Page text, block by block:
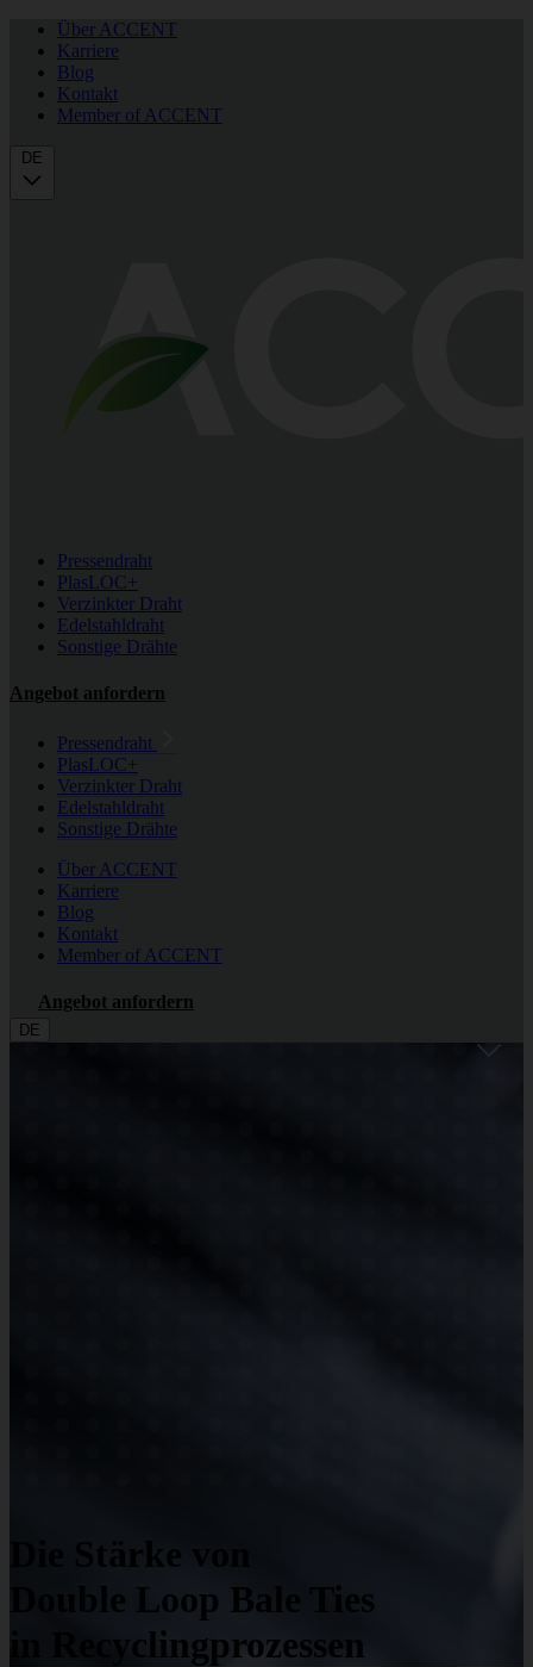
Über ACCENT
Karriere
Blog
Kontakt
Member of ACCENT
DE
Pressendraht
PlasLOC+
Verzinkter Draht
Edelstahldraht
Sonstige Drähte
Angebot anfordern
Pressendraht
PlasLOC+
Verzinkter Draht
Edelstahldraht
Sonstige Drähte
Über ACCENT
Karriere
Blog
Kontakt
Member of ACCENT
Angebot anfordern
DE
Die Stärke von
Double Loop Bale Ties
in Recyclingprozessen